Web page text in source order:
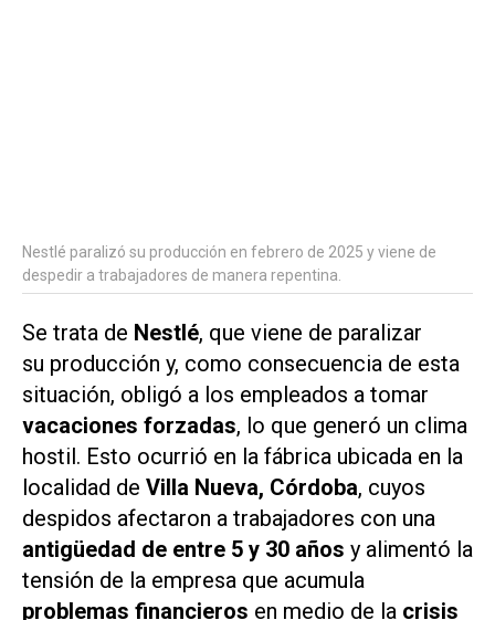
Nestlé paralizó su producción en febrero de 2025 y viene de
despedir a trabajadores de manera repentina.
Se trata de Nestlé, que viene de paralizar
su producción y, como consecuencia de esta
situación, obligó a los empleados a tomar
vacaciones forzadas, lo que generó un clima
hostil. Esto ocurrió en la fábrica ubicada en la
localidad de Villa Nueva, Córdoba, cuyos
despidos afectaron a trabajadores con una
antigüedad de entre 5 y 30 años y alimentó la
tensión de la empresa que acumula
problemas financieros en medio de la crisis